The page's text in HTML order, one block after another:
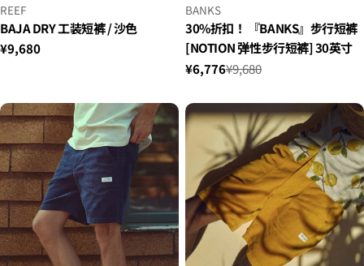
小
贩：
REEF
BAJA DRY 工装短裤 / 沙色
正
格
¥9,680
小
贩：
BANKS
30%折扣！ 『BANKS』步行短裤
[NOTION 弹性步行短裤] 30英寸
销
价
格
¥6,776
正
价
格
¥9,680